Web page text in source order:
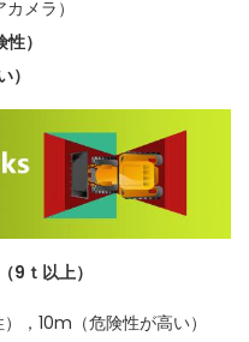
メラ）
）
）
9ｔ以上）
，10m（危険性が高い）